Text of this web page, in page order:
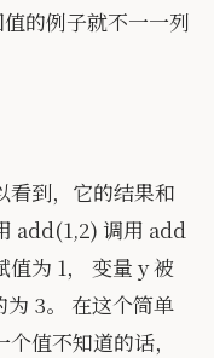
的例子就不一一列
看到，它的结果和
add(1,2) 调用 add
为 1， 变量 y 被
3。 在这个简单
值不知道的话，